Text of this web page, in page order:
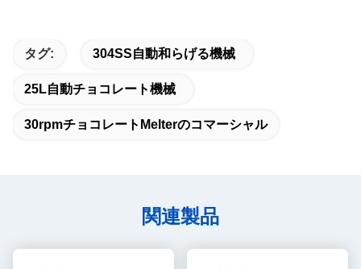
タグ: 304SS自動和らげる機械
25L自動チョコレート機械
30rpmチョコレートMelterのコマーシャル
関連製品